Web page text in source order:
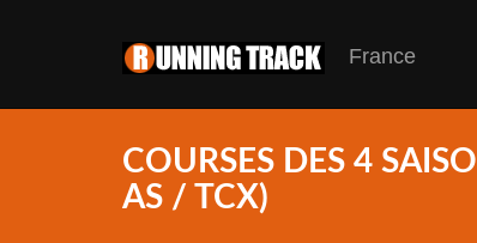
France
COURSES DES 4
AS / TCX)